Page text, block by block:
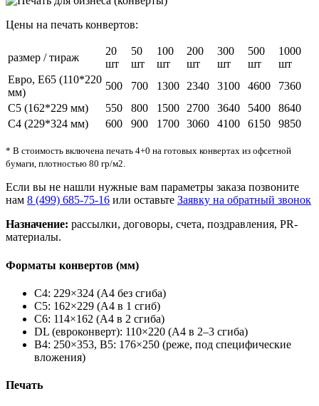
Цены на печать конвертов:
размер / тираж
20
шт
50
шт
100
шт
200
шт
300
шт
500
шт
1000
шт
Евро, Е65 (110*220
мм)
500 700 1300 2340 3100 4600
7360
С5 (162*229 мм)
550 800 1500 2700 3640 5400
8640
С4 (229*324 мм)
600 900 1700 3060 4100 6150 9850
* В стоимость включена печать 4+0 на готовых конвертах из офсетной
бумаги, плотностью 80 гр/м2.
Если вы не нашли нужные вам параметры заказа позвоните
нам 8 (499) 685-75-16 или оставьте Заявку на обратный звонок
Назначение: рассылки, договоры, счета, поздравления, PR-
материалы.
Форматы конвертов (мм)
C4: 229×324 (A4 без сгиба)
C5: 162×229 (A4 в 1 сгиб)
C6: 114×162 (A4 в 2 сгиба)
DL (евроконверт): 110×220 (A4 в 2–3 сгиба)
B4: 250×353, B5: 176×250 (реже, под специфические
вложения)
Печать